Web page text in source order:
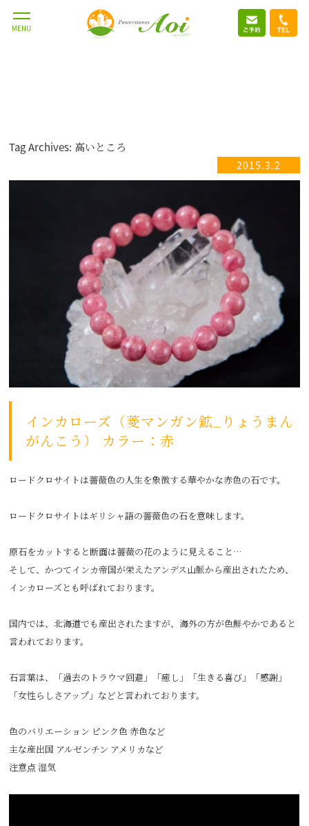
MENU
Tag Archives: 高いところ
2015.3.2
インカローズ（菱マンガン鉱_りょうまん
がんこう） カラー：赤
ロードクロサイトは薔薇色の人生を象徴する華やかな赤色の石です。
ロードクロサイトはギリシャ語の薔薇色の石を意味します。
原石をカットすると断面は薔薇の花のように見えること…
そして、かつてインカ帝国が栄えたアンデス山脈から産出されたため、
インカローズとも呼ばれております。
国内では、北海道でも産出されたますが、海外の方が色鮮やかであると
言われております。
石言葉は、「過去のトラウマ回避」「癒し」「生きる喜び」「感謝」
「女性らしさアップ」などと言われております。
色のバリエーション ピンク色 赤色など
主な産出国 アルゼンチン アメリカなど
注意点 湿気